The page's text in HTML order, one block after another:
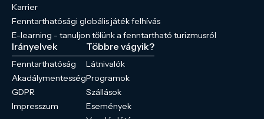
Karrier
Fenntarthatósági globális játék felhívás
E-learning - tanuljon tőlünk a fenntartható turizmusról
Irányelvek
Fenntarthatóság
Akadálymentesség
GDPR
Impresszum
Többre vágyik?
Látnivalók
Programok
Szállások
Események